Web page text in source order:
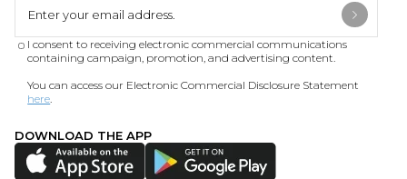
I consent to receiving electronic commercial communications
containing campaign, promotion, and advertising content.
You can access our Electronic Commercial Disclosure Statement
here
DOWNLOAD THE APP